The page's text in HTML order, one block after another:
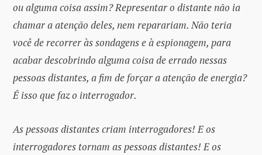
ou alguma coisa assim? Representar o distante não ia
chamar a atenção deles, nem reparariam. Não teria
você de recorrer às sondagens e à espionagem, para
acabar descobrindo alguma coisa de errado nessas
pessoas distantes, a fim de forçar a atenção de energia?
É isso que faz o interrogador.
As pessoas distantes criam interrogadores! E os
interrogadores tornam as pessoas distantes! E os